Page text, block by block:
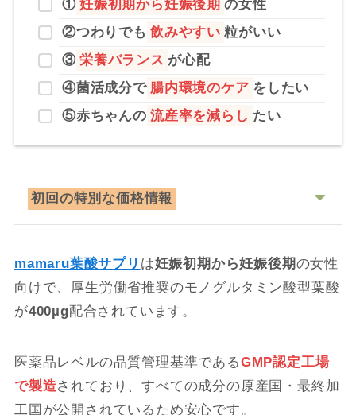
① 妊娠初期から妊娠後期 の女性
②つわりでも 飲みやすい 粒がいい
③ 栄養バランス が心配
④菌活成分で 腸内環境のケア をしたい
⑤赤ちゃんの 流産率を減らし たい
初回の特別な価格情報
mamaru葉酸サプリ は妊娠初期から妊娠後期の女性
向けで、厚生労働省推奨のモノグルタミン酸型葉酸
が400µg配合されています。
医薬品レベルの品質管理基準であるGMP認定工場
で製造されており、すべての成分の原産国・最終加
工国が公開されているため安心です。